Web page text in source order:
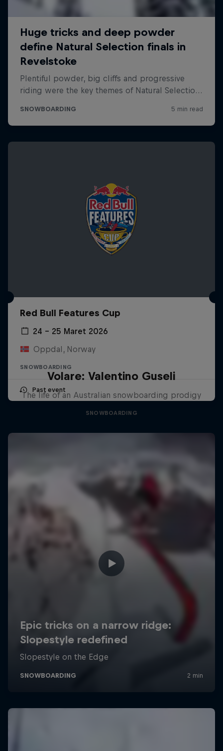
Red Bull Features Cup
24 – 25 Maret 2026
Oppdal, Norway
SNOWBOARDING
Past event
Volare: Valentino Guseli
The life of an Australian snowboarding prodigy
SNOWBOARDING